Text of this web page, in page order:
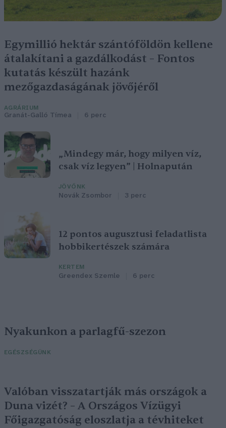
Egymillió hektár szántóföldön kellene
átalakítani a gazdálkodást – Fontos
kutatás készült hazánk
mezőgazdaságának jövőjéről
AGRÁRIUM
Granát-Galló Tímea 6 perc
„Mindegy már, hogy milyen víz,
csak víz legyen” | Holnapután
JÖVŐNK
Novák Zsombor 3 perc
12 pontos augusztusi feladatlista
hobbikertészek számára
KERTEM
Greendex Szemle 6 perc
Nyakunkon a parlagfű-szezon
EGÉSZSÉGÜNK
Valóban visszatartják más országok a
Duna vizét? – A Országos Vízügyi
Főigazgatóság eloszlatja a tévhiteket